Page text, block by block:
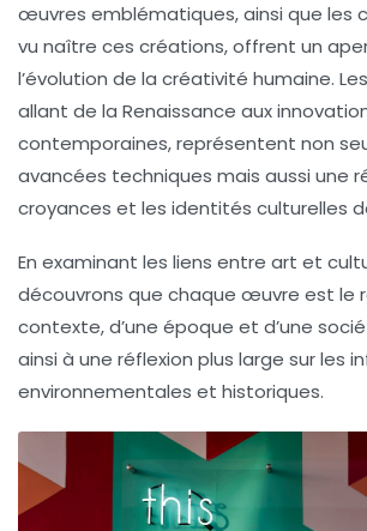
œuvres emblématiques, ainsi que les
vu naître ces créations, offrent un
l’évolution de la créativité humaine.
allant de la Renaissance aux
contemporaines, représentent non
avancées techniques mais aussi une
croyances et les identités culturelles
En examinant les liens entre art et
découvrons que chaque œuvre est le
contexte, d’une époque et d’une
ainsi à une réflexion plus large sur les
environnementales et historiques.